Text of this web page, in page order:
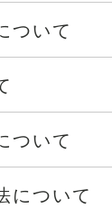
ついて
ついて
について